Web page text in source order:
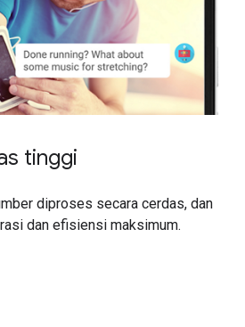
tinggi
diproses secara cerdas, dan
dan efisiensi maksimum.